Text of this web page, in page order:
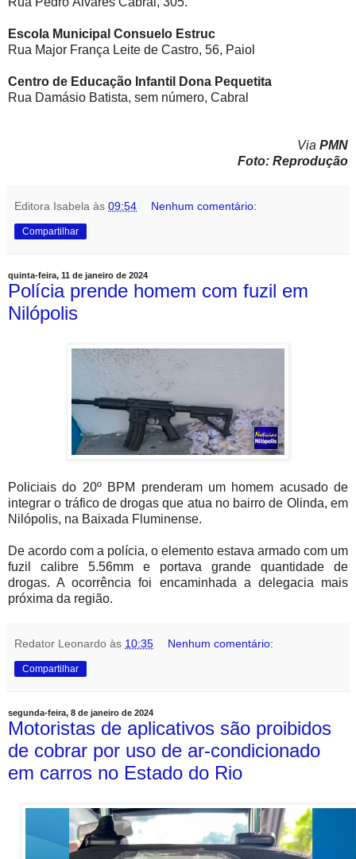
Escola Municipal Consuelo Estruc
Rua Major França Leite de Castro, 56, Paiol
Centro de Educação Infantil Dona Pequetita
Rua Damásio Batista, sem número, Cabral
Via PMN
Foto: Reprodução
Editora Isabela às 09:54 Nenhum comentário:
Compartilhar
quinta-feira, 11 de janeiro de 2024
Polícia prende homem com fuzil em
Nilópolis
Policiais do 20º BPM prenderam um homem acusado de
integrar o tráfico de drogas que atua no bairro de Olinda, em
Nilópolis, na Baixada Fluminense.
De acordo com a polícia, o elemento estava armado com um
fuzil calibre 5.56mm e portava grande quantidade de
drogas. A ocorrência foi encaminhada a delegacia mais
próxima da região.
Redator Leonardo às 10:35 Nenhum comentário:
Compartilhar
segunda-feira, 8 de janeiro de 2024
Motoristas de aplicativos são proibidos
de cobrar por uso de ar-condicionado
em carros no Estado do Rio